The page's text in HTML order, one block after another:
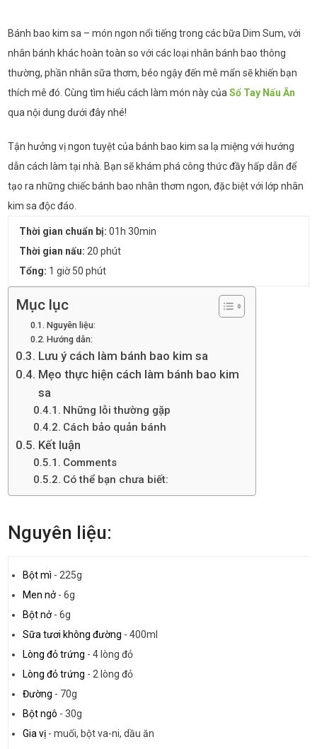
Bánh bao kim sa – món ngon nổi tiếng trong các bữa Dim Sum, với
nhân bánh khác hoàn toàn so với các loại nhân bánh bao thông
thường, phần nhân sữa thơm, béo ngậy đến mê mẩn sẽ khiến bạn
thích mê đó. Cùng tìm hiểu cách làm món này củaSổ Tay Nấu Ăn
qua nội dung dưới đây nhé!
Tận hưởng vị ngon tuyệt của bánh bao kim sa lạ miệng với hướng
dẫn cách làm tại nhà. Bạn sẽ khám phá công thức đầy hấp dẫn để
tạo ra những chiếc bánh bao nhân thơm ngon, đặc biệt với lớp nhân
kim sa độc đáo.
Thời gian chuẩn bị: 01h 30min
Thời gian nấu: 20 phút
Tổng: 1 giờ 50 phút
Mục lục
Nguyên liệu:
Hướng dẫn:
Lưu ý cách làm bánh bao kim sa
Mẹo thực hiện cách làm bánh bao kim
sa
Những lỗi thường gặp
Cách bảo quản bánh
Kết luận
Comments
Có thể bạn chưa biết:
Nguyên liệu:
Bột mì - 225g
Men nở-6g
Bột nở-6g
Sữa tươi không đường -400ml
Lòng đỏ trứng -4 lòng đỏ
Lòng đỏ trứng - 2 lòng đỏ
Đường - 70g
Bột ngô -30g
Gia vị -muối, bột va-ni, dầu ăn